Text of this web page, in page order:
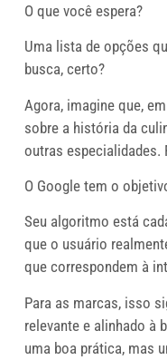
O que você espera?
Uma lista de opções
busca, certo?
Agora, imagine que,
sobre a história da
outras especialidades.
O Google tem o
Seu algoritmo está
que o usuário
que correspondem à
Para as marcas, isso
relevante e alinhado à
uma boa prática, mas